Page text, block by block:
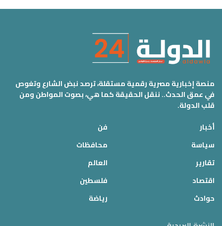
منصة إخبارية مصرية رقمية مستقلة، ترصد نبض الشارع وتغوص
في عمق الحدث.. ننقل الحقيقة كما هي، بصوت المواطن ومن
قلب الدولة.
أخبار
سياسة
تقارير
اقتصاد
حوادث
فن
محافظات
العالم
فلسطين
رياضة